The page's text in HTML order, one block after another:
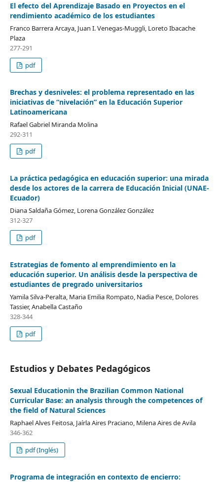
El efecto del Aprendizaje Basado en Proyectos en el
rendimiento académico de los estudiantes
Franco Barrera Arcaya, Juan I. Venegas-Muggli, Loreto Ibacache
Plaza
277-291
pdf
Brechas y desniveles: el problema representado en las
iniciativas de “nivelación” en la Educación Superior
Latinoamericana
Rafael Gabriel Miranda Molina
292-311
pdf
La práctica pedagógica en educación superior: una mirada
desde los actores de la carrera de Educación Inicial (UNAE-
Ecuador)
Diana Saldaña Gómez, Lorena González González
312-327
pdf
Estrategias de fomento al emprendimiento en la
educación superior. Un análisis desde la perspectiva de
estudiantes de pregrado universitarios
Yamila Silva-Peralta, Maria Emilia Rompato, Nadia Pesce, Dolores
Tassier, Anabella Castaño
328-344
pdf
Estudios y Debates Pedagógicos
Sexual Educationin the Brazilian Common National
Curricular Base: an analysis through the competences of
the field of Natural Sciences
Raphael Alves Feitosa, Jaírla Aires Praciano, Milena Aires de Avila
346-362
pdf (Inglés)
Programa de integración en contexto de encierro: